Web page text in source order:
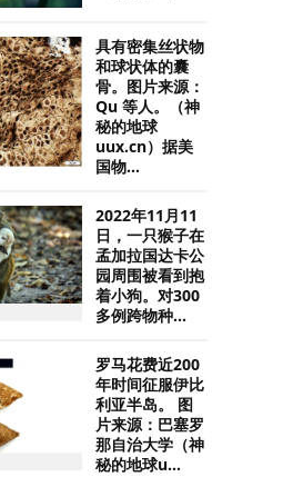
具有密集丝状物
和球状体的囊
骨。图片来源：
Qu 等人。（神
秘的地球
uux.cn）据美
国物...
2022年11月11
日，一只猴子在
孟加拉国达卡公
园周围被看到抱
着小狗。对300
多例跨物种...
罗马花费近200
年时间征服伊比
利亚半岛。 图
片来源：巴塞罗
那自治大学（神
秘的地球u...